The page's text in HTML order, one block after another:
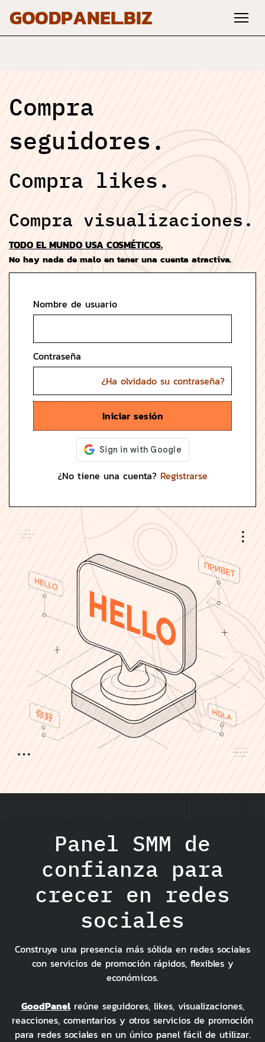
GOODPANEL.BIZ
Compra
seguidores.
Compra likes.
Compra visualizaciones.
TODO EL MUNDO USA COSMÉTICOS.
No hay nada de malo en tener una cuenta atractiva.
Nombre de usuario
Contraseña
¿Ha olvidado su contraseña?
Iniciar sesión
¿No tiene una cuenta? Registrarse
Panel SMM de
confianza para
crecer en redes
sociales
Construye una presencia más sólida en redes sociales
con servicios de promoción rápidos, flexibles y
económicos.
GoodPanelreúne seguidores, likes, visualizaciones,
reacciones, comentarios y otros servicios de promoción
para redes sociales en un único panel fácil de utilizar.